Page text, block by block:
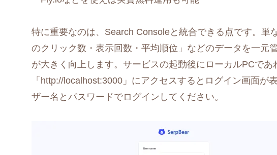
特に重要なのは、Search Consoleと統合できる点です。単
のクリック数・表示回数・平均順位」などのデータを一元
が大きく向上します。サービスの起動後にローカルPCであ
「http://localhost:3000」にアクセスするとログイン画面が
ザー名とパスワードでログインしてください。